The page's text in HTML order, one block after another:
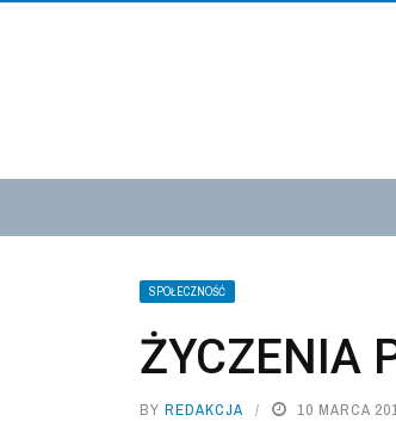
SPOŁECZNOŚĆ
ŻYCZENIA
BY REDAKCJA 10 MARCA